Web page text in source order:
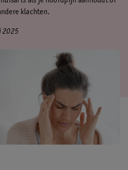
klachten.
2025